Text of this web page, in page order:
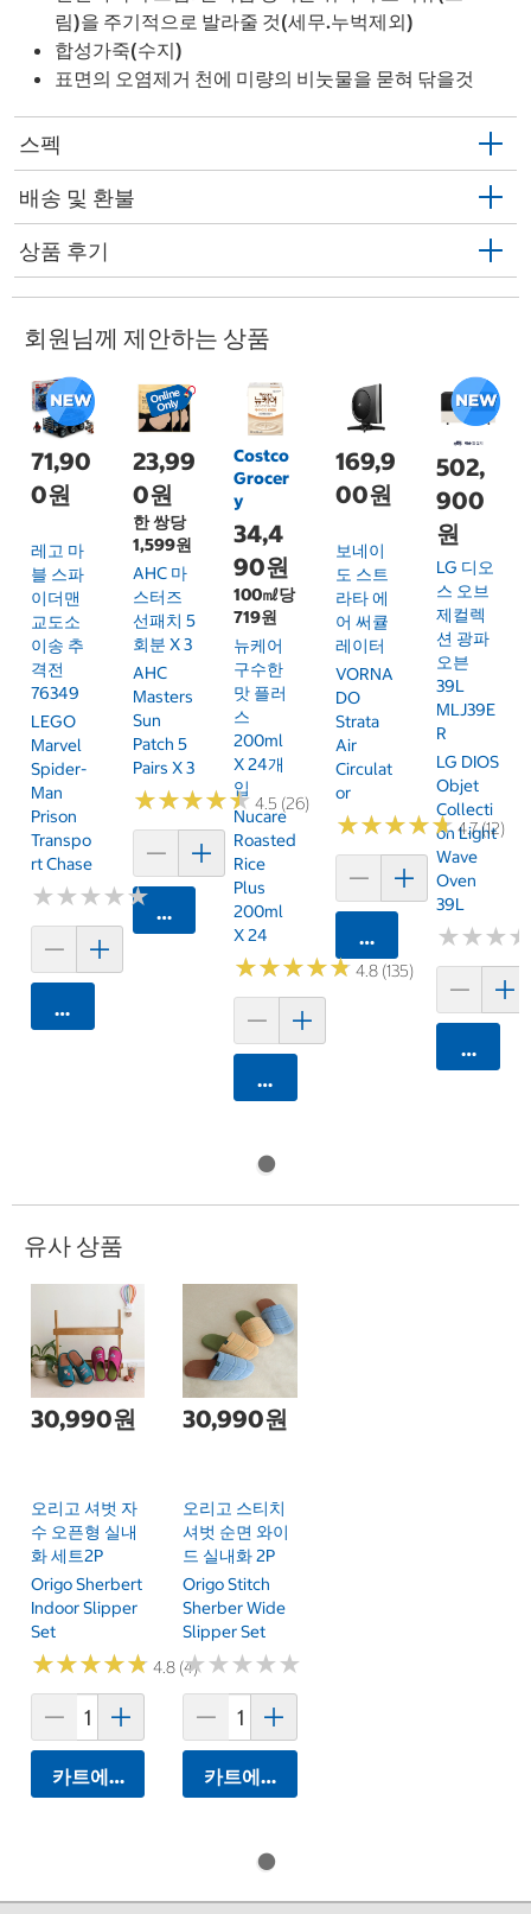
림)을 주기적으로 발라줄 것(세무.누벅제외)
합성가죽(수지)
표면의 오염제거 천에 미량의 비눗물을 묻혀 닦을것
스펙
배송 및 환불
상품 후기
회원님께 제안하는 상품
71,90
0원
레고 마
블 스파
이더맨
교도소
이송 추
격전
76349
LEGO
Marvel
Spider-
Man
Prison
Transpo
Rt Chase
★★★★★
★★★★★
카트에 담기
23,99
0원
한 쌍당
1,599원
AHC 마
스터즈
선패치 5
회분 X 3
AHC
Masters
Sun
Patch 5
Pairs X 3
★★★★★
★★★★★ 4.5 (26)
카트에 담기
Costco
Grocer
y
34,4
90원
100㎖당
719원
뉴케어
구수한
맛 플러
스
200ml
X 24개
입
Nucare
Roasted
Rice
Plus
200ml
X 24
★★★★★
★★★★★4.8 (135)
카트에 담기
169,9
00원
보네이
도 스트
라타 에
어 써큘
레이터
VORNA
DO
Strata
Air
Circulat
Or
★★★★★
★★★★★4.7 (12)
카트에 담기
502,
900
원
LG 디오
스 오브
제컬렉
션 광파
오븐
39L
MLJ39E
R
LG DIOS
Objet
Collecti
On Light
Wave
Oven
39L
★★★
★★★
카트에
유사 상품
30,990원
오리고 셔벗 자
수 오픈형 실내
화 세트2P
Origo Sherbert
Indoor Slipper
Set
★★★★★
★★★★★ 4.8 (4)
카트에 담기
30,990원
오리고 스티치
셔벗 순면 와이
드 실내화 2P
Origo Stitch
Sherber Wide
Slipper Set
★★★★★
★★★★★
카트에 담기